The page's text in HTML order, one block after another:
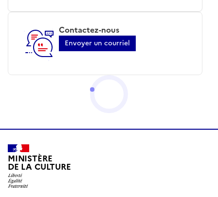
Contactez-nous
Envoyer un courriel
MINISTÈRE
DE LA CULTURE